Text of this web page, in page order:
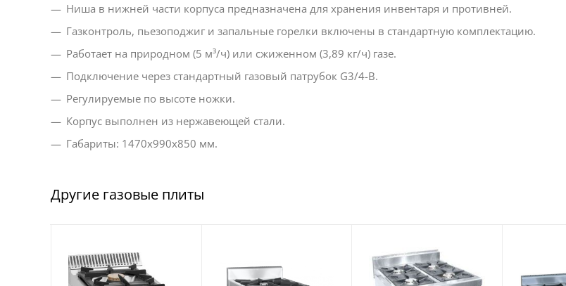
Ниша в нижней части корпуса предназначена для хранения инвентаря и противней.
Газконтроль, пьезоподжиг и запальные горелки включены в стандартную комплектацию.
Работает на природном (5 м³/ч) или сжиженном (3,89 кг/ч) газе.
Подключение через стандартный газовый патрубок G3/4-B.
Регулируемые по высоте ножки.
Корпус выполнен из нержавеющей стали.
Габариты: 1470х990х850 мм.
Другие газовые плиты